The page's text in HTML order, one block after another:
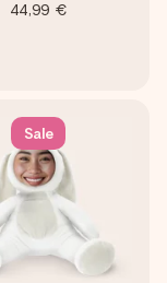
44,99 €
Sale